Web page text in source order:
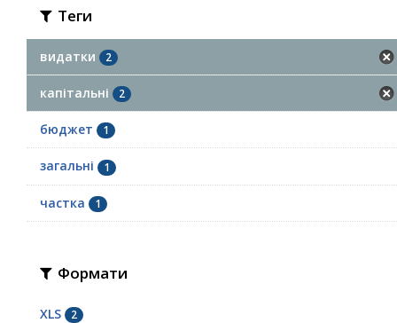
Теги
видатки 2
капітальні 2
бюджет 1
загальні 1
частка 1
Формати
XLS 2